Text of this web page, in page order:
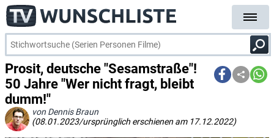
Prosit, deutsche "Sesamstraße"!
50 Jahre "Wer nicht fragt, bleibt
dumm!"
von Dennis Braun
(08.01.2023/ursprünglich erschienen am 17.12.2022)